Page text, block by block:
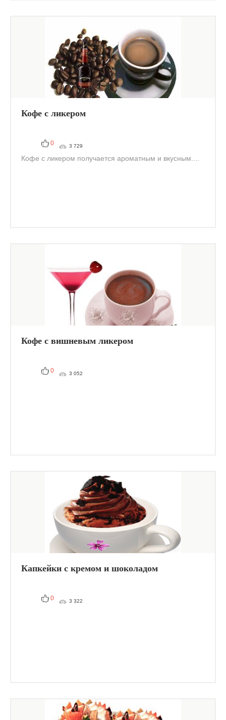
Кофе с ликером
0 3 729
Кофе с ликером получается ароматным и вкусным....
Кофе с вишневым ликером
0 3 052
Капкейки с кремом и шоколадом
0 3 322